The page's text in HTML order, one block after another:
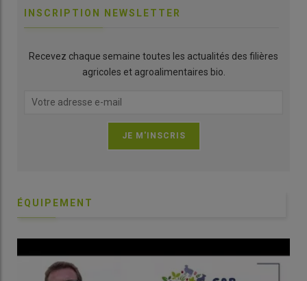
INSCRIPTION NEWSLETTER
Recevez chaque semaine toutes les actualités des filières
agricoles et agroalimentaires bio.
ÉQUIPEMENT